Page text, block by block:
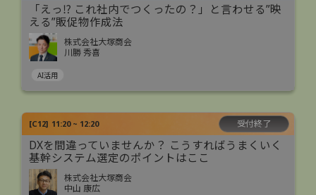
「えっ⁉ これ社内でつくったの？」と言わせる”映
える”販促物作成法
株式会社大塚商会
川勝 秀喜
AI活用
[C12] 11:20 ~ 12:20 受付終了
DXを間違っていませんか？ こうすればうまくいく
基幹システム選定のポイントはここ
株式会社大塚商会
中山 康広